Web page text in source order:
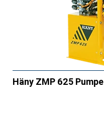
Häny ZMP 625 Pumpe